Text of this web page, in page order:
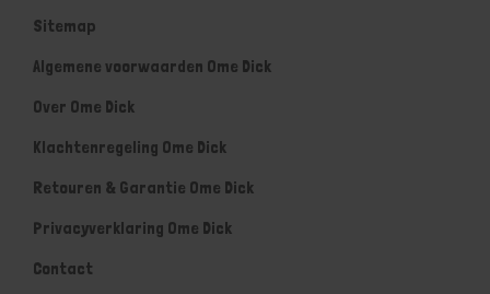
Sitemap
Algemene voorwaarden Ome Dick
Over Ome Dick
Klachtenregeling Ome Dick
Retouren & Garantie Ome Dick
Privacyverklaring Ome Dick
Contact